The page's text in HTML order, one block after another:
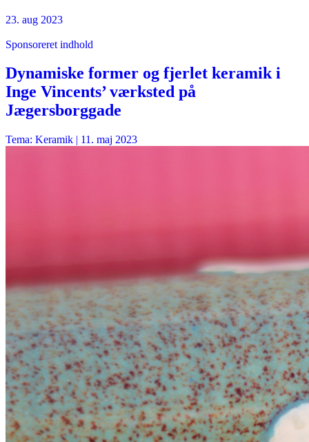
23. aug 2023
Sponsoreret indhold
Dynamiske former og fjerlet keramik i
Inge Vincents’ værksted på
Jægersborggade
Tema: Keramik | 11. maj 2023